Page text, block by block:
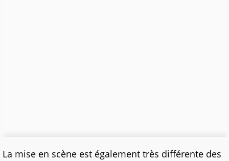
La mise en scène est également très différente des